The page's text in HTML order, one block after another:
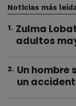
Noticias más
1. Zulma
adultos
2. Un hombre
un